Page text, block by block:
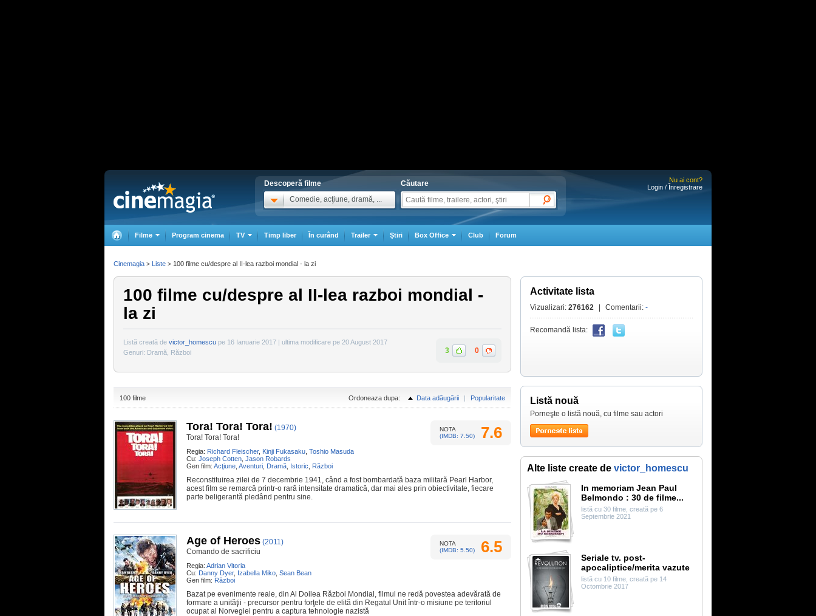
Descoperă filme
Comedie, acţiune, dramă, ...
Căutare
Nu ai cont?
Login / Înregistrare
Filme Program cinema TV Timp liber În curând Trailer Ştiri Box Office Club Forum
100 filme cu/despre al II-lea razboi mondial -
la zi
3 0
Listă creată de victor_homescu pe 16 Ianuarie 2017 | ultima modificare pe 20 August 2017
Genuri: Dramă, Război
100 filme Ordoneaza dupa: Data adăugării | Popularitate
NOTA
(IMDB: 7.50)
7.6
Tora! Tora! Tora! (1970)
Tora! Tora! Tora!
Regia: Richard Fleischer, Kinji Fukasaku Toshio Masuda
Cu: Joseph Cotten Jason Robards
Gen film: Acţiune Aventuri Dramă Istoric Război
Reconstituirea zilei de 7 decembrie 1941, când a fost bombardată baza militară Pearl Harbor,
acest film se remarcă printr-o rară intensitate dramatică, dar mai ales prin obiectivitate, fiecare
parte beligerantă pledând pentru sine.
NOTA
(IMDB: 5.50)
6.5
Age of Heroes (2011)
Comando de sacrificiu
Regia: Adrian Vitoria
Cu: Danny Dyer, Izabella Miko Sean Bean
Gen film: Război
Bazat pe evenimente reale, din Al Doilea Război Mondial, filmul ne redă povestea adevărată de
formare a unităţii - precursor pentru forţele de elită din Regatul Unit într-o misiune pe teritoriul
ocupat al Norvegiei pentru a captura tehnologie nazistă
Activitate lista
Vizualizari: 276162 Comentarii: -
Recomandă lista:
Listă nouă
Porneşte o listă nouă, cu filme sau actori
Alte liste create de victor_homescu
In memoriam Jean Paul
Belmondo : 30 de filme...
listă cu 30 filme, creată pe 6
Septembrie 2021
Seriale tv. post-
apocaliptice/merita vazute
listă cu 10 filme, creată pe 14
Octombrie 2017
Cinemagia > Liste > 100 filme cu/despre al II-lea razboi mondial - la zi